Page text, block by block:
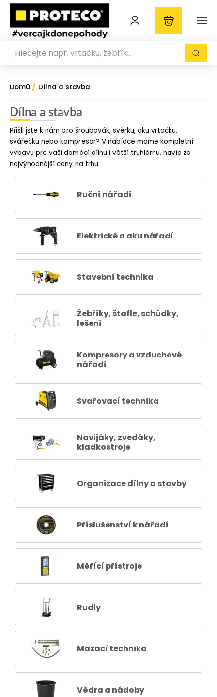
Domů / Dílna a stavba
Dílna a stavba
Přišli jste k nám pro šroubovák, svěrku, aku vrtačku,
svářečku nebo kompresor? V nabídce máme kompletní
výbavu pro vaši domácí dílnu i větší truhlárnu, navíc za
nejvýhodnější ceny na trhu.
Ruční nářadí
Elektrické a aku nářadí
Stavební technika
Žebříky, štafle, schůdky,
lešení
Kompresory a vzduchové
nářadí
Svařovací technika
Navijáky, zvedáky,
kladkostroje
Organizace dílny a stavby
Příslušenství k nářadí
Měřící přístroje
Rudly
Mazací technika
Vědra a nádoby